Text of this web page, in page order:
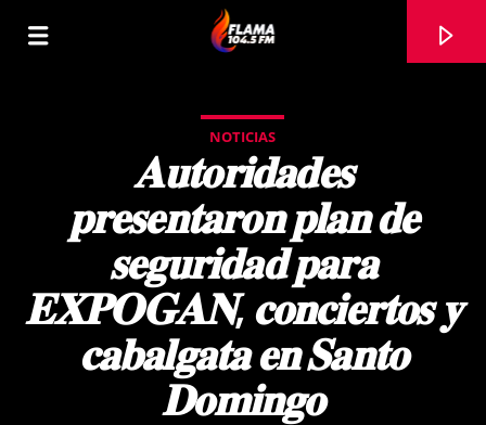
NOTICIAS
𝐀𝐮𝐭𝐨𝐫𝐢𝐝𝐚𝐝𝐞𝐬
𝐩𝐫𝐞𝐬𝐞𝐧𝐭𝐚𝐫𝐨𝐧 𝐩𝐥𝐚𝐧 𝐝𝐞
𝐬𝐞𝐠𝐮𝐫𝐢𝐝𝐚𝐝 𝐩𝐚𝐫𝐚
𝐄𝐗𝐏𝐎𝐆𝐀𝐍, 𝐜𝐨𝐧𝐜𝐢𝐞𝐫𝐭𝐨𝐬 𝐲
𝐜𝐚𝐛𝐚𝐥𝐠𝐚𝐭𝐚 𝐞𝐧 𝐒𝐚𝐧𝐭𝐨
𝐃𝐨𝐦𝐢𝐧𝐠𝐨